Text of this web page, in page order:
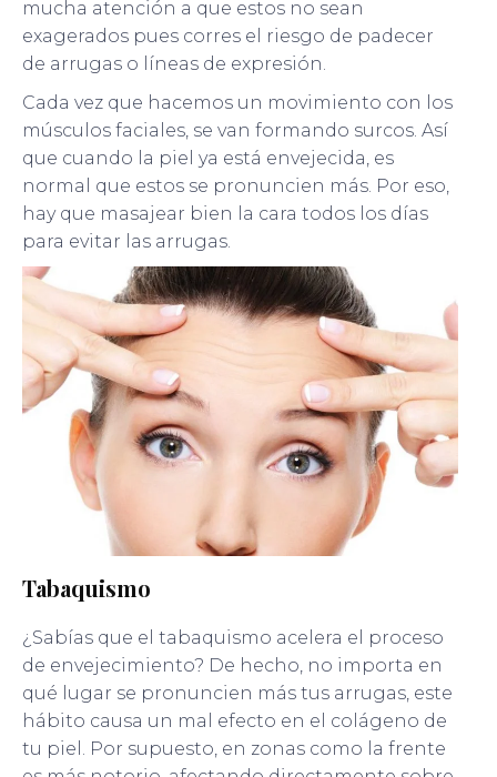
mucha atención a que estos no sean
exagerados pues corres el riesgo de padecer
de arrugas o líneas de expresión.
Cada vez que hacemos un movimiento con los
músculos faciales, se van formando surcos. Así
que cuando la piel ya está envejecida, es
normal que estos se pronuncien más. Por eso,
hay que masajear bien la cara todos los días
para evitar las arrugas.
Tabaquismo
¿Sabías que el tabaquismo acelera el proceso
de envejecimiento? De hecho, no importa en
qué lugar se pronuncien más tus arrugas, este
hábito causa un mal efecto en el colágeno de
tu piel. Por supuesto, en zonas como la frente